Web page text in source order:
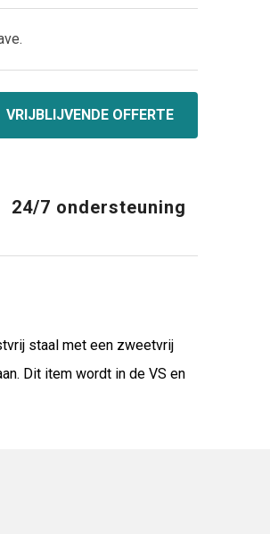
VRIJBLIJVENDE OFFERTE
24/7 ondersteuning
staal met een zweetvrij
Dit item wordt in de VS en